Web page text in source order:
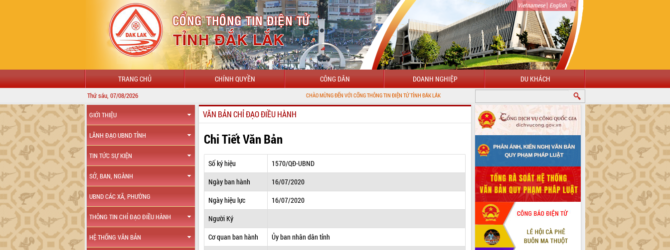
Vietnamese| English
TRANG CHỦ CHÍNH QUYỀN CÔNG DÂN DOANH NGHIỆP DU KHÁCH
Thứ sáu, 07/08/2026 CHÀO MỪNG ĐẾN VỚI CỔNG THÔNG TIN ĐIỆN TỬ TỈNH ĐẮK LẮK
GIỚI THIỆU
LÃNH ĐẠO UBND TỈNH
TIN TỨC SỰ KIỆN
SỞ, BAN, NGÀNH
UBND CÁC XÃ, PHƯỜNG
THÔNG TIN CHỈ ĐẠO ĐIỀU HÀNH
HỆ THỐNG VĂN BẢN
VĂN BẢN CHỈ ĐẠO ĐIỀU HÀNH
Chi Tiết Văn Bản
Số ký hiệu
1570/QĐ-UBND
Ngày ban hành
16/07/2020
Ngày hiệu lực
16/07/2020
Người Ký
Cơ quan ban hành
Ủy ban nhân dân tỉnh